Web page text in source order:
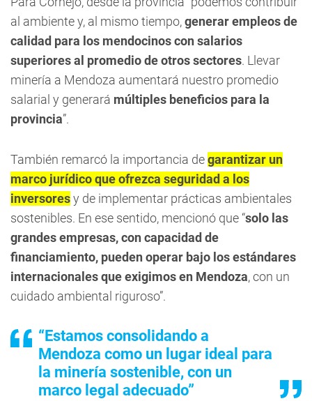
al ambiente y, al mismo tiempo,generar empleos de
calidad para los mendocinos con salarios
superiores al promedio de otros sectores. Llevar
minería a Mendoza aumentará nuestro promedio
salarial y generará múltiples beneficios para la
provincia”.
También remarcó la importancia degarantizar un
marco jurídico que ofrezca seguridad a los
inversoresy de implementar prácticas ambientales
sostenibles. En ese sentido, mencionó que “solo las
grandes empresas, con capacidad de
financiamiento, pueden operar bajo los estándares
internacionales que exigimos en Mendoza, con un
cuidado ambiental riguroso”.
“Estamos consolidando a
Mendoza como un lugar ideal para
la minería sostenible, con un
marco legal adecuado”